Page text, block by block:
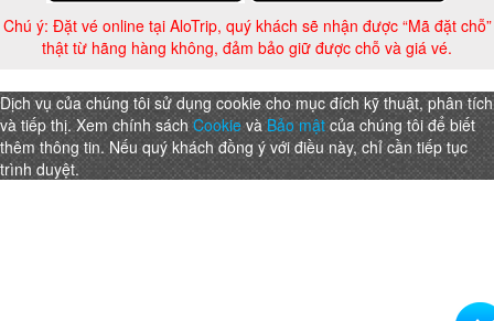
Chú ý: Đặt vé online tại AloTrip, quý khách sẽ nhận được “Mã đặt chỗ”
thật từ hãng hàng không, đảm bảo giữ được chỗ và giá vé.
Dịch vụ của chúng tôi sử dụng cookie cho mục đích kỹ thuật, phân tích
và tiếp thị. Xem chính sáchCookie và Bảo mật của chúng tôi để biết
thêm thông tin. Nếu quý khách đồng ý với điều này, chỉ cần tiếp tục
trình duyệt.